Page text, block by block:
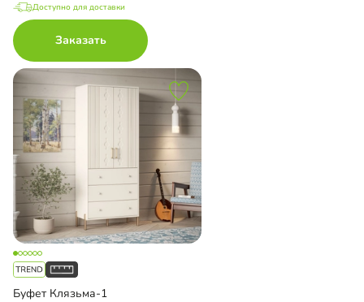
Доступно для доставки
Заказать
Буфет Клязьма-1